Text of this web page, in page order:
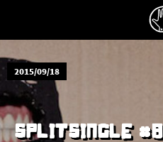
2015/09/18
SPLITSINGLE